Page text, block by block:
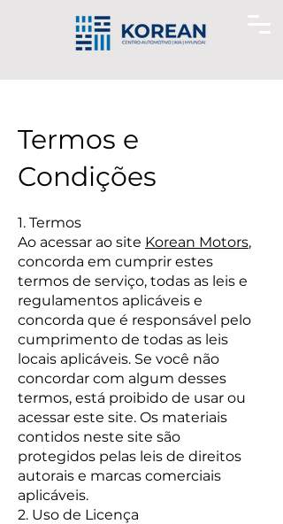
Termos e
Condições
1. Termos
Ao acessar ao site Korean Motors,
concorda em cumprir estes
termos de serviço, todas as leis e
regulamentos aplicáveis ​​e
concorda que é responsável pelo
cumprimento de todas as leis
locais aplicáveis. Se você não
concordar com algum desses
termos, está proibido de usar ou
acessar este site. Os materiais
contidos neste site são
protegidos pelas leis de direitos
autorais e marcas comerciais
aplicáveis.
2. Uso de Licença